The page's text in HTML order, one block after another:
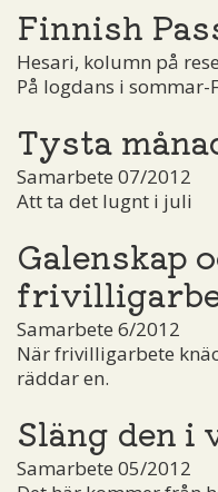
Finnish
Hesari, kolumn på
På logdans i sommar-
Tysta
Samarbete 07/2012
Att ta det lugnt i juli
Galenskap
Samarbete 6/2012
När frivilligarbete
räddar en.
Släng den i
Samarbete 05/2012